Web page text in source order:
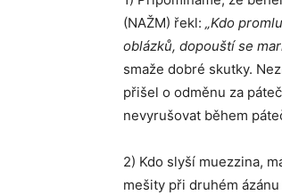
(NAŽM) řekl: „Kdo
oblázků, dopouští se
smaže dobré skutky.
přišel o odměnu za
nevyrušovat během
2) Kdo slyší muezzina,
mešity při druhém